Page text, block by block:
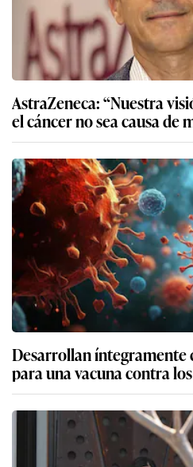
AstraZeneca: “Nuestra
el cáncer no sea causa de
Desarrollan íntegramente
para una vacuna contra